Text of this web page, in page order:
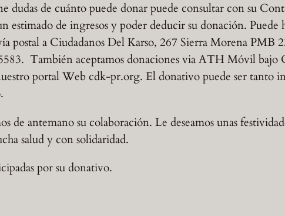
dudas de cuánto puede donar puede consultar con su
estimado de ingresos y poder deducir su donación. Puede
postal a Ciudadanos Del Karso, 267 Sierra Morena PMB
También aceptamos donaciones via ATH Móvil bajo
portal Web cdk-pr.org. El donativo puede ser tanto
de antemano su colaboración. Le deseamos unas
salud y con solidaridad.
por su donativo.